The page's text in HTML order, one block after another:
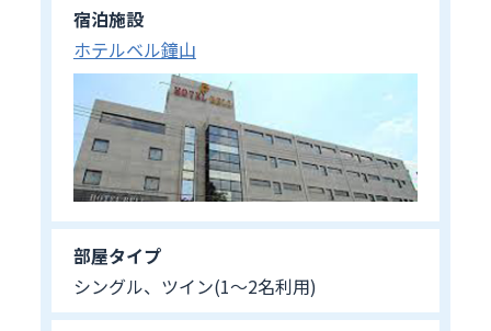
宿泊施設
ホテルベル鐘山
部屋タイプ
シングル、ツイン(1～2名利用)